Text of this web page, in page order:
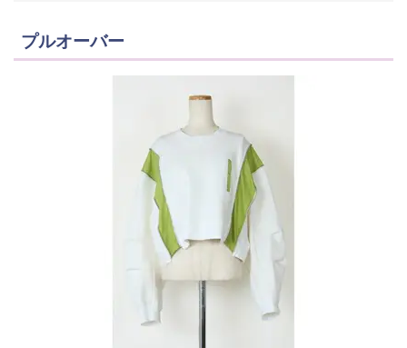
プルオーバー